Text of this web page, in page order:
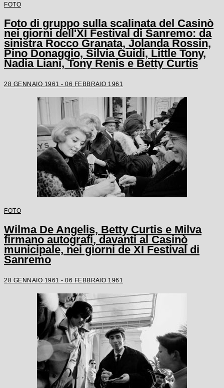
FOTO
Foto di gruppo sulla scalinata del Casinò
nei giorni dell'XI Festival di Sanremo: da
sinistra Rocco Granata, Jolanda Rossin,
Pino Donaggio, Silvia Guidi, Little Tony,
Nadia Liani, Tony Renis e Betty Curtis
28 GENNAIO 1961 - 06 FEBBRAIO 1961
FOTO
Wilma De Angelis, Betty Curtis e Milva
firmano autografi, davanti al Casinò
municipale, nei giorni de XI Festival di
Sanremo
28 GENNAIO 1961 - 06 FEBBRAIO 1961